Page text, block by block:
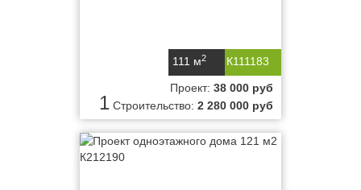
К111183
111 м2
1
Проект: 38 000 руб
Строительство: 2 280 000 руб